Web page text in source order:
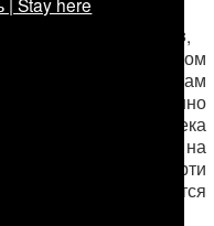
Ширинбай
Умаркулиев,
, обучавшийся на втором
и основавший там
был неожиданно
молодого человека
приступа на
После смерти
оказывается